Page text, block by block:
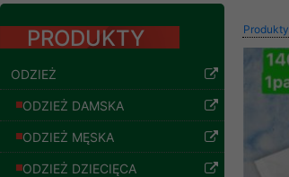
PRODUKTY
ODZIEŻ
ODZIEŻ DAMSKA
ODZIEŻ MĘSKA
ODZIEŻ DZIECIĘCA
Produkty